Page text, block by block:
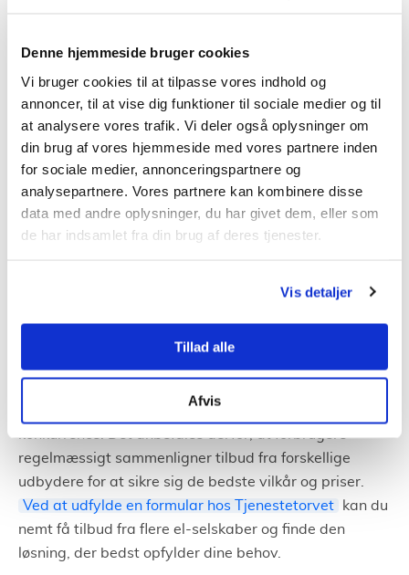
Denne hjemmeside bruger cookies
Vi bruger cookies til at tilpasse vores indhold og
annoncer, til at vise dig funktioner til sociale medier og til
at analysere vores trafik. Vi deler også oplysninger om
din brug af vores hjemmeside med vores partnere inden
for sociale medier, annonceringspartnere og
analysepartnere. Vores partnere kan kombinere disse
data med andre oplysninger, du har givet dem, eller som
de har indsamlet fra din brug af deres tjenester.
Vis detaljer
Tillad alle
Afvis
bæredygtighed. Strømlinet investerer konstant i grøn
teknologi, herunder solpaneler og vindmøller. Dette
sikrer ikke kun en renere energiforsyning, men også
konkurrencedygtige priser for kunderne.
Kundeorienteret tilgang
Strømlinet sætter kunden i centrum for deres
forretning. Med en dedikeret kundeservice, der er
portal, sikrer virksomheden, at kundens behov altid er i
Konkurrence i el-markedet
Markedet for elektricitetsforsyning er præget af skarp
regelmæssigt sammenligner tilbud fra forskellige
udbydere for at sikre sig de bedste vilkår og priser.
Ved at udfylde en formular hos Tjenestetorvet
kan du
nemt få tilbud fra flere el-selskaber og finde den
løsning, der bedst opfylder dine behov.